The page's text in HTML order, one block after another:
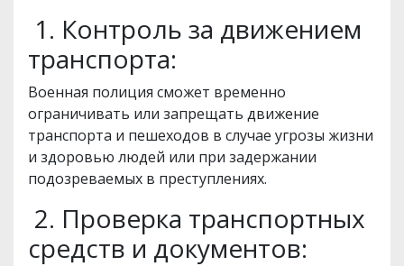
1. Контроль за движением
транспорта:
Военная полиция сможет временно
ограничивать или запрещать движение
транспорта и пешеходов в случае угрозы жизни
и здоровью людей или при задержании
подозреваемых в преступлениях.
2. Проверка транспортных
средств и документов: